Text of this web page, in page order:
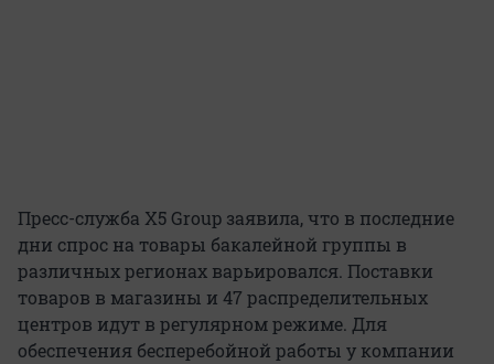
Пресс-служба X5 Group заявила, что в последние
дни спрос на товары бакалейной группы в
различных регионах варьировался. Поставки
товаров в магазины и 47 распределительных
центров идут в регулярном режиме. Для
обеспечения бесперебойной работы у компании